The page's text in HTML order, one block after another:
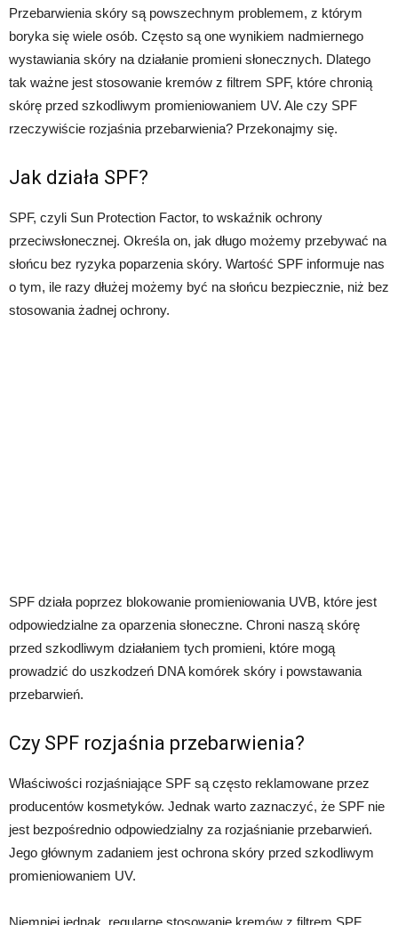
Przebarwienia skóry są powszechnym problemem, z którym
boryka się wiele osób. Często są one wynikiem nadmiernego
wystawiania skóry na działanie promieni słonecznych. Dlatego
tak ważne jest stosowanie kremów z filtrem SPF, które chronią
skórę przed szkodliwym promieniowaniem UV. Ale czy SPF
rzeczywiście rozjaśnia przebarwienia? Przekonajmy się.
Jak działa SPF?
SPF, czyli Sun Protection Factor, to wskaźnik ochrony
przeciwsłonecznej. Określa on, jak długo możemy przebywać na
słońcu bez ryzyka poparzenia skóry. Wartość SPF informuje nas
o tym, ile razy dłużej możemy być na słońcu bezpiecznie, niż bez
stosowania żadnej ochrony.
SPF działa poprzez blokowanie promieniowania UVB, które jest
odpowiedzialne za oparzenia słoneczne. Chroni naszą skórę
przed szkodliwym działaniem tych promieni, które mogą
prowadzić do uszkodzeń DNA komórek skóry i powstawania
przebarwień.
Czy SPF rozjaśnia przebarwienia?
Właściwości rozjaśniające SPF są często reklamowane przez
producentów kosmetyków. Jednak warto zaznaczyć, że SPF nie
jest bezpośrednio odpowiedzialny za rozjaśnianie przebarwień.
Jego głównym zadaniem jest ochrona skóry przed szkodliwym
promieniowaniem UV.
Niemniej jednak, regularne stosowanie kremów z filtrem SPF